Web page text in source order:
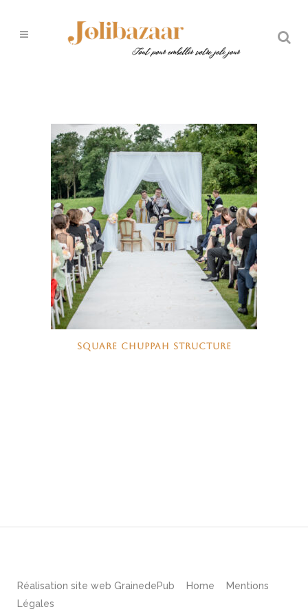
SQUARE CHUPPAH STRUCTURE
Réalisation site web GrainedePub Home
Mentions
Légales